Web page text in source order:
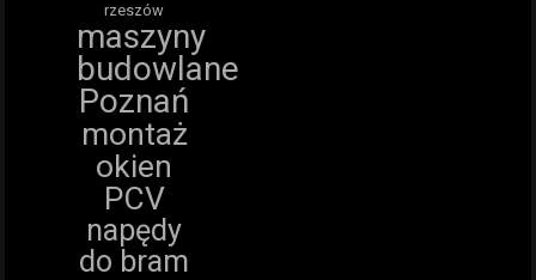
rzeszów
maszyny
budowlane
Poznań
montaż
okien
PCV
napędy
do bram